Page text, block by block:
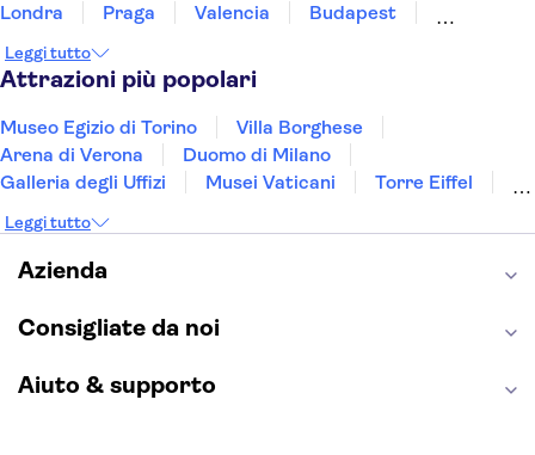
Londra
Praga Valencia
Budapest
Palermo
Leggi tutto
Attrazioni più popolari
Museo Egizio di Torino
Villa Borghese
Arena di Verona
Duomo di Milano
Galleria degli Uffizi
Musei Vaticani
Torre Eiffel
Reggia di Caserta
Teatro alla Scala
Sagrada Familia
Napoli Sotterranea
Leggi tutto
Azienda
Consigliate da noi
Aiuto & supporto